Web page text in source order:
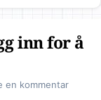
inn for å
en kommentar